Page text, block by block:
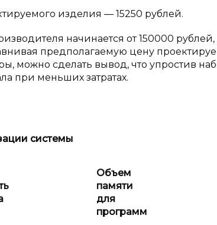
изделия — 15250 рублей.
начинается от 150000 рублей,
предполагаемую цену
можно сделать вывод, что упростив
при меньших затратах.
системы
Объем
памяти
для
программ